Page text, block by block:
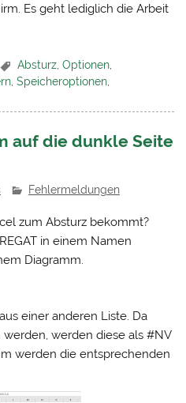
Es geht lediglich die Arbeit
Absturz ,Optionen
,Speicheroptionen,
auf die dunkle Seite
Fehlermeldungen
zum Absturz bekommt?
in einem Namen
Diagramm.
einer anderen Liste. Da
werden diese als #NV
werden die entsprechenden